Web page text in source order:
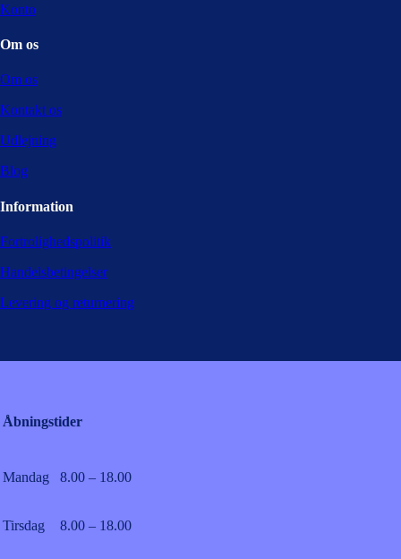
Konto
Om os
Om os
Kontakt os
Udlejning
Blog
Information
Fortrolighedspolitik
Handelsbetingelser
Levering og returnering
Åbningstider
Mandag 8.00 – 18.00
Tirsdag 8.00 – 18.00